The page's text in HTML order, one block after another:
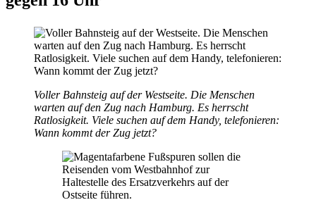
Voller Bahnsteig auf der Westseite. Die Menschen
warten auf den Zug nach Hamburg. Es herrscht
Ratlosigkeit. Viele suchen auf dem Handy, telefonieren:
Wann kommt der Zug jetzt?